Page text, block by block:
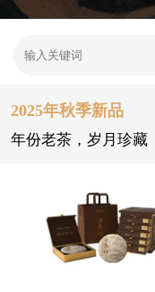
2025年秋季新品
年份老茶，岁月珍藏